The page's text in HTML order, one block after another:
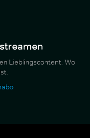
Lieblingscontent. Wo